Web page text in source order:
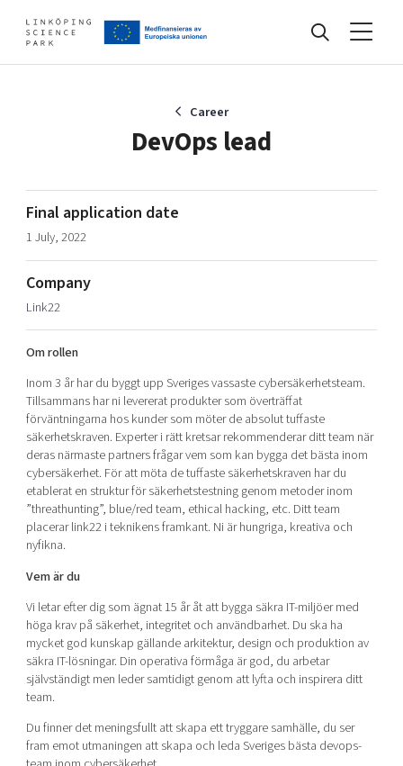
Artificial intelligence
Cybersecurity
Internet of Things
Visual technologies
Shaping cities and regions
Bright East
East Sweden Tech Women
Reversed mentorship
Current offers and activities
Develop your company
Upgrade your skills & master new ones
Tech startups
Upscaling
Talent & skills
Startup & industry collaboration
Offers to boost your business
Funding opportunities
About
Our story, mission & vision
Our community of companies
Projects
Publications
Project toolbox
Our clusters
Reach out to us
Locations
40 years anniversary
Today's lunch in Mjärdevi
Career
DevOps lead
Final application date
1 July, 2022
Company
Link22
Om rollen
Inom 3 år har du byggt upp Sveriges vassaste cybersäkerhetsteam.
Tillsammans har ni levererat produkter som överträffat
förväntningarna hos kunder som möter de absolut tuffaste
säkerhetskraven. Experter i rätt kretsar rekommenderar ditt team när
deras närmaste partners frågar vem som kan bygga det bästa inom
cybersäkerhet. För att möta de tuffaste säkerhetskraven har du
etablerat en struktur för säkerhetstestning genom metoder inom
”threathunting”, blue/red team, ethical hacking, etc. Ditt team
placerar link22 i teknikens framkant. Ni är hungriga, kreativa och
nyfikna.
Vem är du
Vi letar efter dig som ägnat 15 år åt att bygga säkra IT-miljöer med
höga krav på säkerhet, integritet och användbarhet. Du ska ha
mycket god kunskap gällande arkitektur, design och produktion av
säkra IT-lösningar. Din operativa förmåga är god, du arbetar
självständigt men leder samtidigt genom att lyfta och inspirera ditt
team.
Du finner det meningsfullt att skapa ett tryggare samhälle, du ser
fram emot utmaningen att skapa och leda Sveriges bästa devops-